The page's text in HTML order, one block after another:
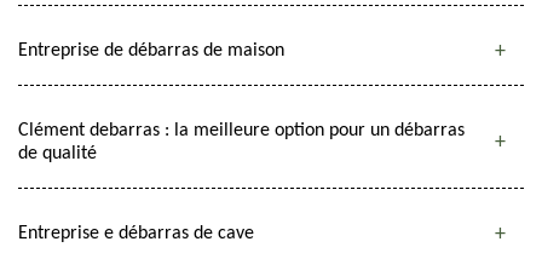
Entreprise de débarras de maison
Clément debarras : la meilleure option pour un débarras
de qualité
Entreprise e débarras de cave